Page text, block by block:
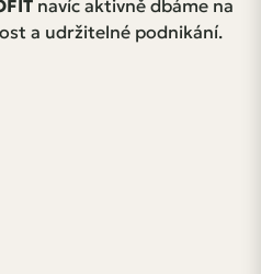
navíc aktivně dbáme na
a udržitelné podnikání.